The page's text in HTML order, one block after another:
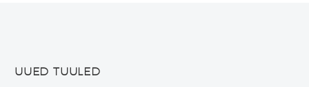
UUED TUULED